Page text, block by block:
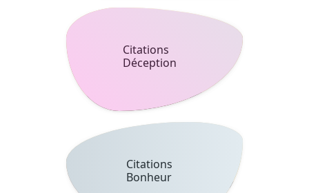
Citations
Déception
Citations
Bonheur